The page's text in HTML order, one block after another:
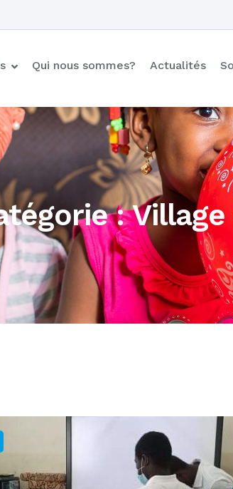
Qui nous sommes? Actualités
: Village